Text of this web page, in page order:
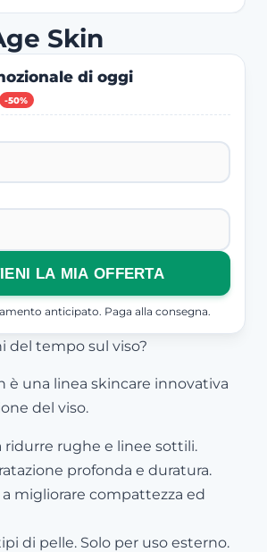
Skin
di oggi
-50%
LA MIA OFFERTA
anticipato. Paga alla consegna.
del tempo sul viso?
è una linea skincare innovativa
del viso.
ridurre rughe e linee sottili.
profonda e duratura.
migliorare compattezza ed
di pelle. Solo per uso esterno.